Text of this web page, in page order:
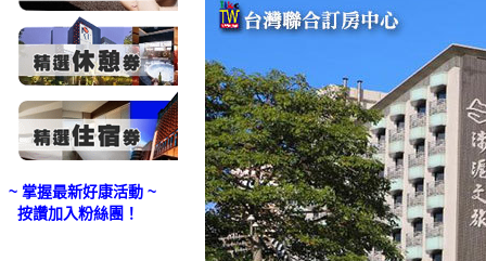
~ 掌握最新好康活動 ~
按讚加入粉絲團！